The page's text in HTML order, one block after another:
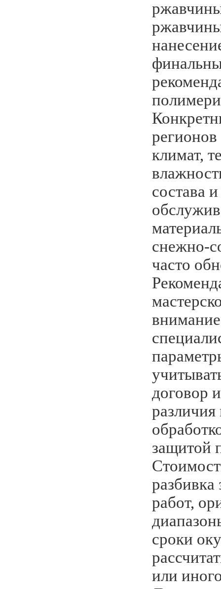
климат,
состава
снежно-
часто
договор
защитой
разбивка
работ,
сроки
или